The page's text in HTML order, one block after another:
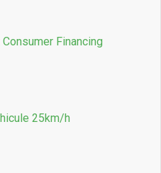
Financing
25km/h